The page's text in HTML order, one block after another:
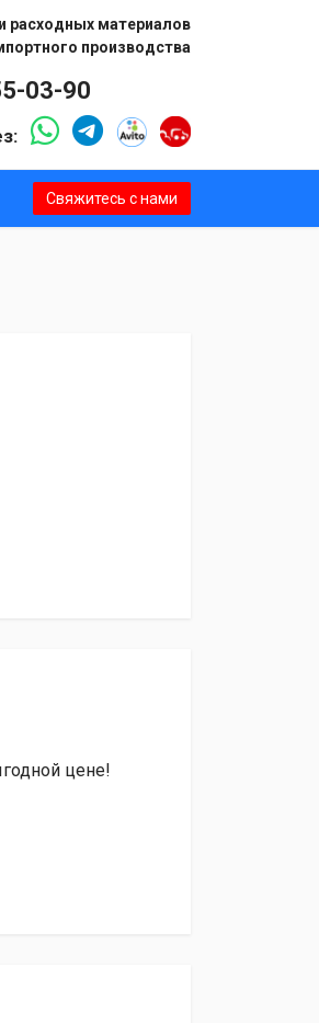
расходных материалов
производства
Свяжитесь с нами
03-90
цене!